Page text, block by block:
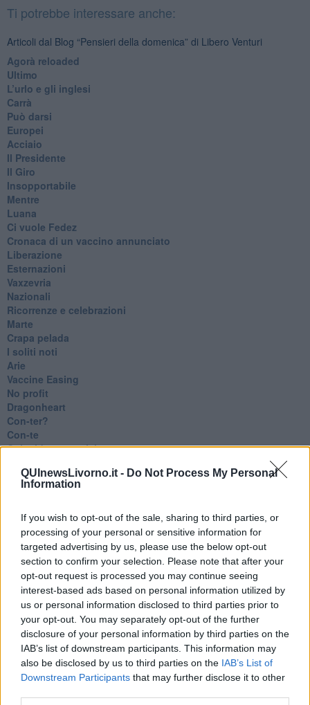
QUInewsLivorno.it - Do Not Process My Personal
Information
If you wish to opt-out of the sale, sharing to third parties, or
processing of your personal or sensitive information for
targeted advertising by us, please use the below opt-out
section to confirm your selection. Please note that after your
opt-out request is processed you may continue seeing
interest-based ads based on personal information utilized by
us or personal information disclosed to third parties prior to
your opt-out. You may separately opt-out of the further
disclosure of your personal information by third parties on the
IAB’s list of downstream participants. This information may
also be disclosed by us to third parties on the IAB’s List of
Downstream Participants that may further disclose it to other
Ti potrebbe interessare anche:
Articoli dal Blog “Pensieri della domenica” di Libero Venturi
​Agorà reloaded
Ultimo
​L’urlo e gli inglesi
Carrà
Può darsi
Europei
Acciaio
Il Presidente
​Il Giro
Insopportabile
​Mentre
Luana
​Ci vuole Fedez
​Cronaca di un vaccino annunciato
​Liberazione
Esternazioni
Vaxzevria
Nazionali
​Ricorrenze e celebrazioni
Marte
​Crapa pelada
​I soliti noti
Arie
​Vaccine Easing
No profit
Dragonheart
Con-ter?
​Con-te
Coincidenze e crisi
​L’anno del vaccino
Giulio Regeni
Paolo Rossi
Maradona
Cronaca
​Ancora Covid
​Biden!
In memoria
​Ancora Francesco
Rieccoci
Tenet
Francesco
Suarez
​Il responso
Willy
Non lo so